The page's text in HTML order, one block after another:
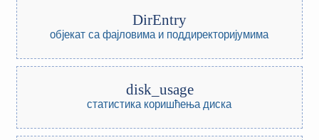
DirEntry
објекат са фајловима и поддиректоријумима
disk_usage
статистика коришћења диска